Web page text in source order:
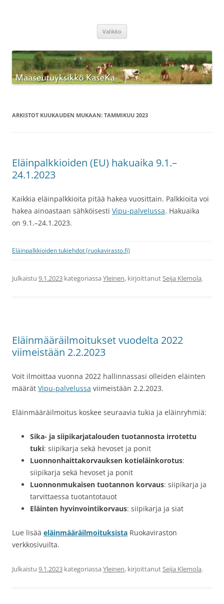
Valikko
ARKISTOT KUUKAUDEN MUKAAN: TAMMIKUU 2023
Eläinpalkkioiden (EU) hakuaika 9.1.–
24.1.2023
Kaikkia eläinpalkkioita pitää hakea vuosittain. Palkkioita voi
hakea ainoastaan sähköisesti Vipu-palvelussa. Hakuaika
on 9.1.–24.1.2023.
Eläinpalkkioiden tukiehdot (ruokavirasto.fi)
Julkaistu 9.1.2023 kategoriassa Yleinen, kirjoittanutSeija Klemola.
Eläinmääräilmoitukset vuodelta 2022
viimeistään 2.2.2023
Voit ilmoittaa vuonna 2022 hallinnassasi olleiden eläinten
määrät Vipu-palvelussa viimeistään 2.2.2023.
Eläinmääräilmoitus koskee seuraavia tukia ja eläinryhmiä:
Sika- ja siipikarjatalouden tuotannosta irrotettu
tuki: siipikarja sekä hevoset ja ponit
Luonnonhaittakorvauksen kotieläinkorotus:
siipikarja sekä hevoset ja ponit
Luonnonmukaisen tuotannon korvaus: siipikarja ja
tarvittaessa tuotantotauot
Eläinten hyvinvointikorvaus: siipikarja ja siat
Lue lisää eläinmääräilmoituksista Ruokaviraston
verkkosivuilta.
Julkaistu 9.1.2023 kategoriassa Yleinen, kirjoittanutSeija Klemola.